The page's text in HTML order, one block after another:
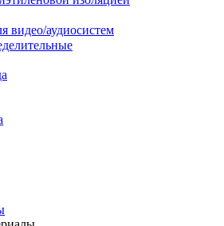
видео/аудиосистем